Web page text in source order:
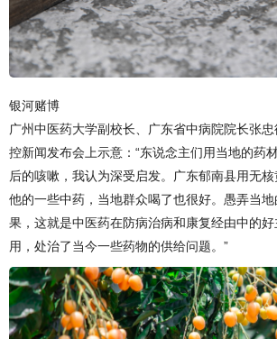
银河赌博
广州中医药大学副校长、广东省中病院院长张
控新闻发布会上示意：“东说念主们用当地的药
后的咳嗽，我认为深受启发。广东郁南县用无
他的一些中药，当地群众喝了也很好。愚弄当
果，这就是中医药在防病治病和康复经由中的
用，处治了当今一些药物的供给问题。”